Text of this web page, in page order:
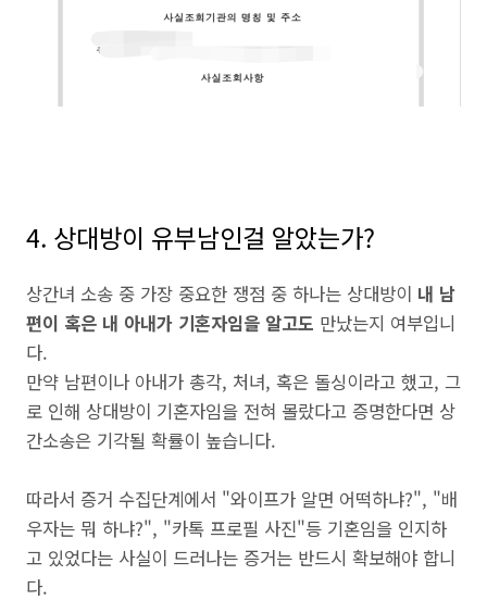
4. 상대방이 유부남인걸 알았는가?
상간녀 소송 중 가장 중요한 쟁점 중 하나는 상대방이 내 남
편이 혹은 내 아내가 기혼자임을 알고도 만났는지 여부입니
다.
만약 남편이나 아내가 총각, 처녀, 혹은 돌싱이라고 했고, 그
로 인해 상대방이 기혼자임을 전혀 몰랐다고 증명한다면 상
간소송은 기각될 확률이 높습니다.
따라서 증거 수집단계에서 "와이프가 알면 어떡하냐?", "배
우자는 뭐 하냐?", "카톡 프로필 사진"등 기혼임을 인지하
고 있었다는 사실이 드러나는 증거는 반드시 확보해야 합니
다.